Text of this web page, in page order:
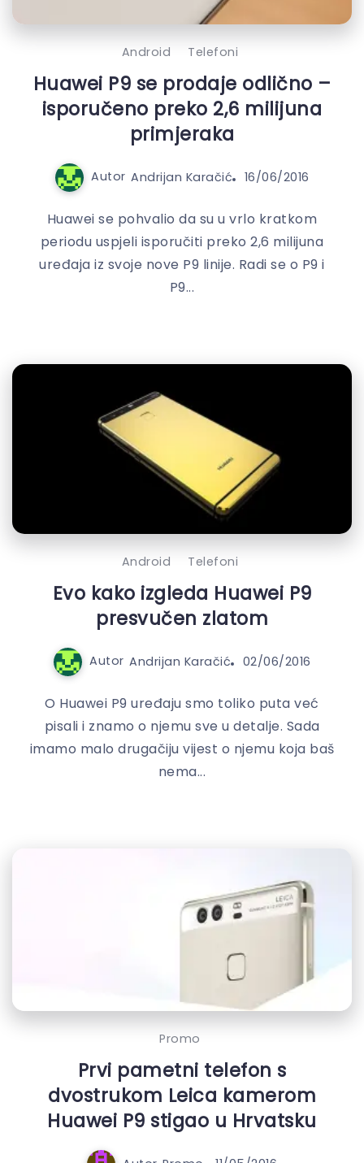
Android Telefoni
Huawei P9 se prodaje odlično –
isporučeno preko 2,6 milijuna
primjeraka
Autor Andrijan Karačić 16/06/2016
Huawei se pohvalio da su u vrlo kratkom
periodu uspjeli isporučiti preko 2,6 milijuna
uređaja iz svoje nove P9 linije. Radi se o P9 i
P9...
Android Telefoni
Evo kako izgleda Huawei P9
presvučen zlatom
Autor Andrijan Karačić 02/06/2016
O Huawei P9 uređaju smo toliko puta već
pisali i znamo o njemu sve u detalje. Sada
imamo malo drugačiju vijest o njemu koja baš
nema...
Promo
Prvi pametni telefon s
dvostrukom Leica kamerom
Huawei P9 stigao u Hrvatsku